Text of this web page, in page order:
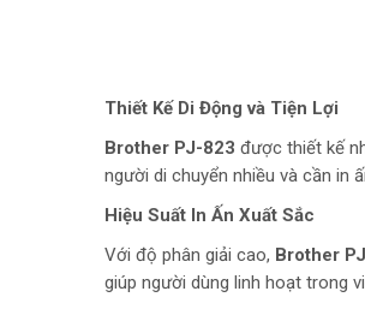
Thiết Kế Di Động và Tiện Lợi
Brother PJ-823 được thiết kế
người di chuyển nhiều và cần in
Hiệu Suất In Ấn Xuất Sắc
Với độ phân giải cao, Brother
giúp người dùng linh hoạt trong